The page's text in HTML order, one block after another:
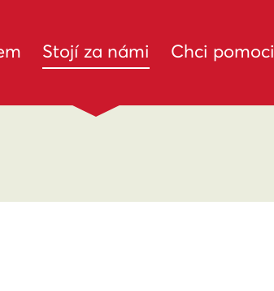
Stojí za námi (current)
Chci pomoci